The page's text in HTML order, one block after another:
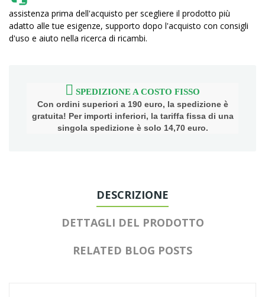
assistenza prima dell'acquisto per scegliere il prodotto più
adatto alle tue esigenze, supporto dopo l'acquisto con consigli
d'uso e aiuto nella ricerca di ricambi.
SPEDIZIONE A COSTO FISSO
Con ordini superiori a 190 euro, la spedizione è
gratuita! Per importi inferiori, la tariffa fissa di una
singola spedizione è solo 14,70 euro.
DESCRIZIONE
DETTAGLI DEL PRODOTTO
RELATED BLOG POSTS